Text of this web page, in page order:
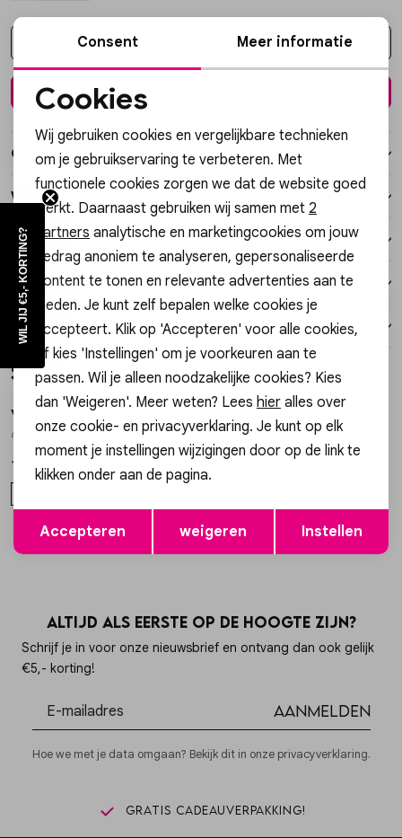
Vesten
Jassen
Kies een maat
Over dit item
Winkelvoorraad
Kenmerken
Verzending / Ophalen in de winkel
Retourneren
Style dit met
Via Vai
62371-01-946 BALLERINA LOU NINA
139,95
/2
32000870 BLAZER MAUREEN
Altijd als eerste op de hoogte zijn?
Schrijf je in voor onze nieuwsbrief en ontvang dan ook gelijk
€5,- korting!
Aanmelden
Hoe we met je data omgaan? Bekijk dit in onze privacyverklaring.
Gratis cadeauverpakking!
Noodzakelijke cookies
Personalisatie cookies
Analytische cookies
Marketing cookies
Opslaan
Consent Meer informatie
Cookies
Wij gebruiken cookies en vergelijkbare technieken
om je gebruikservaring te verbeteren. Met
functionele cookies zorgen we dat de website goed
werkt. Daarnaast gebruiken wij samen met 2
partners analytische en marketingcookies om jouw
gedrag anoniem te analyseren, gepersonaliseerde
content te tonen en relevante advertenties aan te
bieden. Je kunt zelf bepalen welke cookies je
accepteert. Klik op 'Accepteren' voor alle cookies,
of kies 'Instellingen' om je voorkeuren aan te
passen. Wil je alleen noodzakelijke cookies? Kies
dan 'Weigeren'. Meer weten? Lees hier alles over
onze cookie- en privacyverklaring. Je kunt op elk
moment je instellingen wijzigingen door op de link te
klikken onder aan de pagina.
Accepteren weigeren Instellen
WIL JIJ €5,- KORTING?